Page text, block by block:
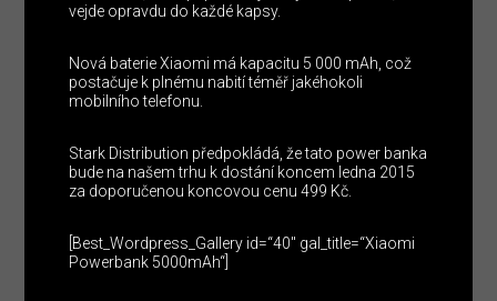
vejde opravdu do každé kapsy.
Nová baterie Xiaomi má kapacitu 5 000 mAh, což
postačuje k plnému nabití téměř jakéhokoli
mobilního telefonu.
Stark Distribution předpokládá, že tato power banka
bude na našem trhu k dostání koncem ledna 2015
za doporučenou koncovou cenu 499 Kč.
[Best_Wordpress_Gallery id=“40″ gal_title=“Xiaomi
Powerbank 5000mAh“]